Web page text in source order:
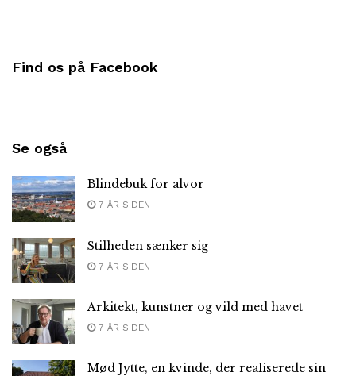
Find os på Facebook
Se også
Blindebuk for alvor
7 ÅR SIDEN
Stilheden sænker sig
7 ÅR SIDEN
Arkitekt, kunstner og vild med havet
7 ÅR SIDEN
Mød Jytte, en kvinde, der realiserede sin